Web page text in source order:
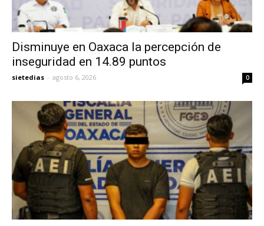
Disminuye en Oaxaca la percepción de
inseguridad en 14.89 puntos
sietedias - agosto 6, 2026 0